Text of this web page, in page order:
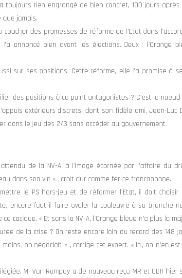
toujours rien engrangé de bien concret, 100 jours
que jamais.
coucher des promesses de réforme de l’Etat dans
annoncé bien avant les élections. Deux : l’Orange
sur ses positions. Cette réforme, elle l’a promise à
des positions à ce point antagonistes ? C’est le
extérieurs discrets, dont son fidèle ami, Jean-Luc
dans le jeu des 2/3 sans accéder au gouvernement.
de la NV-A, à l’image écornée par l’affaire du
dans son vin « , croit dur comme fer ce francophone.
le PS hors-jeu et de réformer l’Etat, il doit
encore faut-il faire avaler la couleuvre à sa branche
cacique. « Et sans la NV-A, l’Orange bleue n’a plus la
de la crise ? On reste encore loin du record des 148
moins, on négociait « , corrige cet expert. « Ici, on n’en
M. Van Rompuy a de nouveau reçu MR et CDH